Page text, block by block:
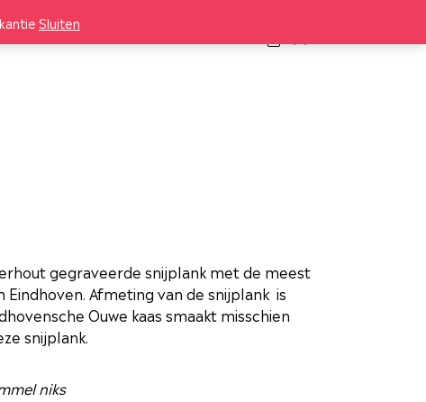
gegraveerde snijplank met de meest
Eindhoven. Afmeting van de snijplank is
Ouwe kaas smaakt misschien
snijplank.
niks
Sluiten